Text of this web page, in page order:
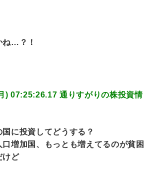
ね…？！
) 07:25:26.17 通りすがりの株投資情
に投資してどうする？
増加国、もっとも増えてるのが貧困
けど